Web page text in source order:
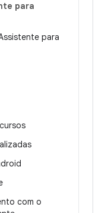
para
para
com o